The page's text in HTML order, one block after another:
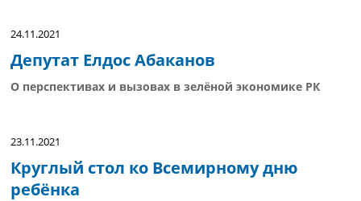
24.11.2021
Депутат Елдос Абаканов
О перспективах и вызовах в зелёной экономике РК
23.11.2021
Круглый стол ко Всемирному дню
ребёнка